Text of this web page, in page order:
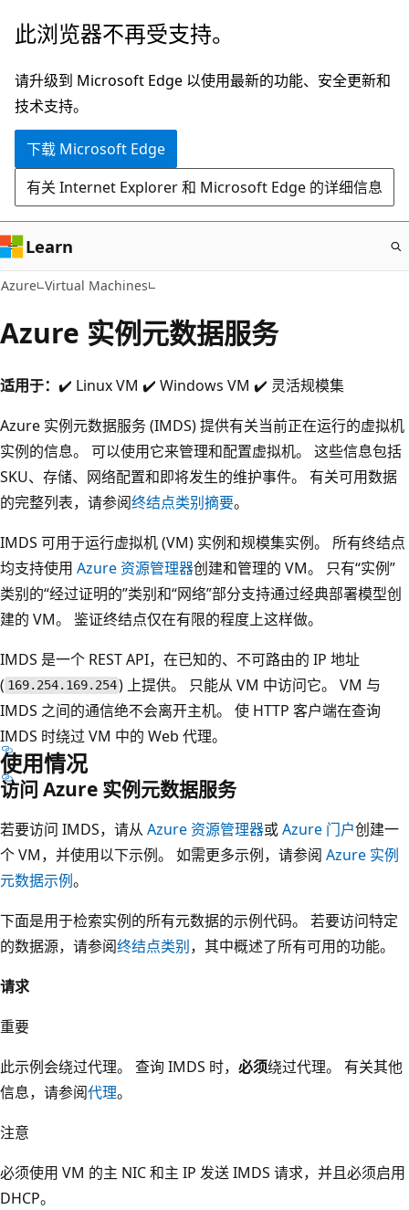
跳
主
要
内
此浏览器不再受支持。
请升级到 Microsoft Edge 以使用最新的功能、安全更新和
技术支持。
下载 Microsoft Edge
有关 Internet Explorer 和 Microsoft Edge 的详细信息
Learn
Azure Virtual Machines
Azure 实例元数据服务
适用于： ✔️ Linux VM ✔️ Windows VM ✔️ 灵活规模集
Azure 实例元数据服务 (IMDS) 提供有关当前正在运行的虚拟机
实例的信息。 可以使用它来管理和配置虚拟机。 这些信息包括
SKU、存储、网络配置和即将发生的维护事件。 有关可用数据
的完整列表，请参阅终结点类别摘要。
IMDS 可用于运行虚拟机 (VM) 实例和规模集实例。 所有终结点
均支持使用 Azure 资源管理器创建和管理的 VM。 只有“实例”
类别的“经过证明的”类别和“网络”部分支持通过经典部署模型创
建的 VM。 鉴证终结点仅在有限的程度上这样做。
IMDS 是一个 REST API，在已知的、不可路由的 IP 地址
( 169.254.169.254) 上提供。 只能从 VM 中访问它。 VM 与
IMDS 之间的通信绝不会离开主机。 使 HTTP 客户端在查询
IMDS 时绕过 VM 中的 Web 代理。
使用情况
访问 Azure 实例元数据服务
若要访问 IMDS，请从 Azure 资源管理器或Azure 门户创建一
个 VM，并使用以下示例。 如需更多示例，请参阅 Azure 实例
元数据示例。
下面是用于检索实例的所有元数据的示例代码。 若要访问特定
的数据源，请参阅终结点类别，其中概述了所有可用的功能。
请求
重要
此示例会绕过代理。 查询 IMDS 时， 必须绕过代理。 有关其他
信息，请参阅代理。
注意
必须使用 VM 的主 NIC 和主 IP 发送 IMDS 请求，并且必须启用
DHCP。